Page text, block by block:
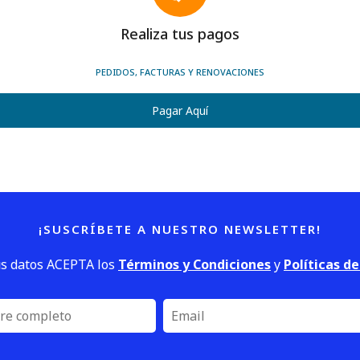
Realiza tus pagos
PEDIDOS, FACTURAS Y RENOVACIONES
Pagar Aquí
¡SUSCRÍBETE A NUESTRO NEWSLETTER!
datos ACEPTA los Términos y Condicionesy Políticas